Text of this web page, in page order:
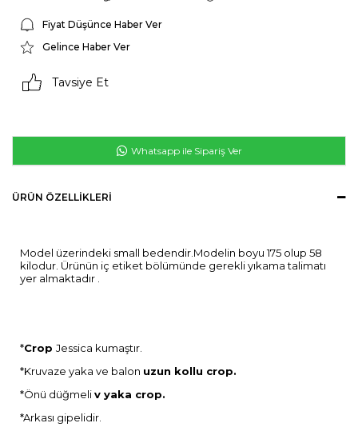
Fiyat Düşünce Haber Ver
Gelince Haber Ver
Tavsiye Et
Whatsapp ile Sipariş Ver
ÜRÜN ÖZELLIKLERI
Model üzerindeki small bedendir.Modelin boyu 175 olup 58
kilodur. Ürünün iç etiket bölümünde gerekli yıkama talimatı
yer almaktadır .
*Crop Jessica kumaştır.
*Kruvaze yaka ve balon uzun kollu crop.
*Önü düğmeliv yaka crop.
*Arkası gipelidir.